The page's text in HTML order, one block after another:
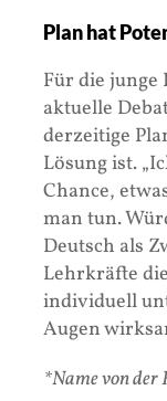
Plan hat
Für die junge
aktuelle
derzeitige
Lösung ist.
Chance,
man tun.
Deutsch als
Lehrkräfte
individuell
Augen
*Name von der